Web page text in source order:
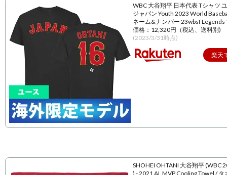
WBC 大谷翔平 日本代表 Tシャツ
ジャパン Youth 2023 World
ネーム&ナンバー 23wbsf Legends
価格：12,320円（税込、送料別)
(2023/3/31時点)
楽天
SHOHEI OHTANI 大谷翔平 (WBC
) - 2021 AL MVP Cooling Towel / タ